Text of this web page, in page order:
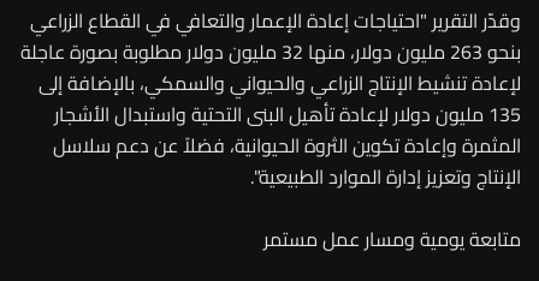
وقدّر التقرير "احتياجات إعادة الإعمار والتعافي في القطاع الزراعي
بنحو 263 مليون دولار، منها 32 مليون دولار مطلوبة بصورة عاجلة
لإعادة تنشيط الإنتاج الزراعي والحيواني والسمكي، بالإضافة إلى
135 مليون دولار لإعادة تأهيل البنى التحتية واستبدال الأشجار
المثمرة وإعادة تكوين الثروة الحيوانية، فضلاً عن دعم سلاسل
الإنتاج وتعزيز إدارة الموارد الطبيعية".
متابعة يومية ومسار عمل مستمر